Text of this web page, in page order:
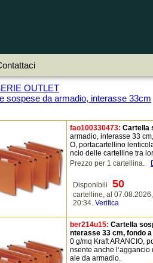
OUTLET
sospese da armadio, interasse 33cm
fao100330473: Cartella
armadio, interasse 33
O, portacartellino
ncio delle cartelline tra
Prezzo per 1 cartellina.
Disponibili 50
cartelline, al 07.08.2026,
20:34. Verifica
ber214u15: Cartella
nterasse 33 cm, fondo
0 g/mq Kraft ARANCIO,
nsente anche
ale da armadio.